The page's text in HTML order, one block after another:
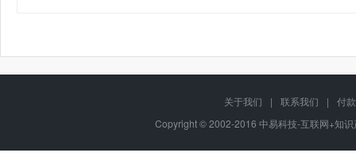
关于我们 | 联系我们 |
付
Copyright © 2002-2016 中易科技-互联网+知